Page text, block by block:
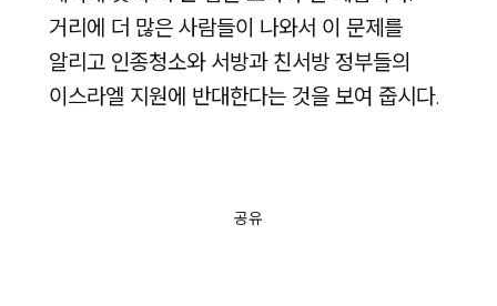
거리에 더 많은 사람들이 나와서 이 문제를
알리고 인종청소와 서방과 친서방 정부들의
이스라엘 지원에 반대한다는 것을 보여 줍시다.
공유